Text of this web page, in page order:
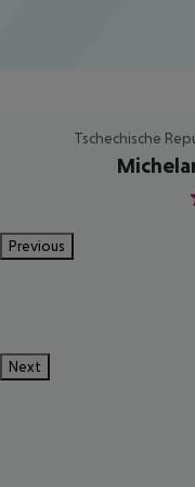
Tschechische
Previous
Next